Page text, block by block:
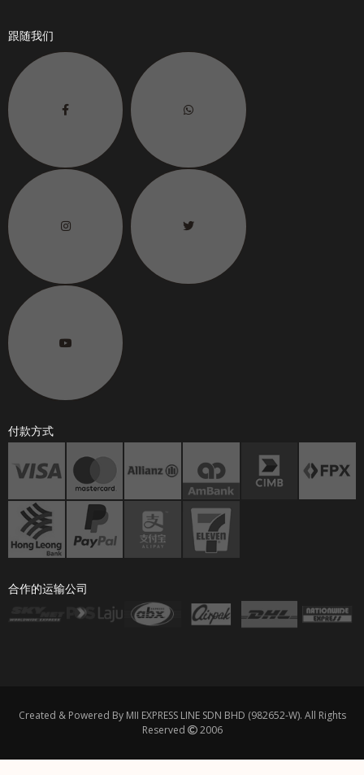
跟随我们
付款方式
合作的运输公司
Created & Powered By MII EXPRESS LINE SDN BHD (982652-W). All Rights
Reserved
2006